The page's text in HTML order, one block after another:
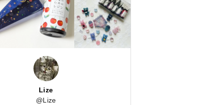
Lize
@Lize